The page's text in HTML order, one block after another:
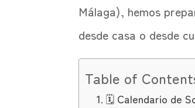
Málaga), hemos
desde casa o desde
Table of
🗓️ Calendario de